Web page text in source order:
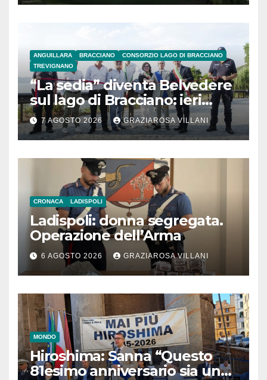
ANGUILLARA BRACCIANO
CONSORZIO LAGO DI BRACCIANO
TREVIGNANO
“La sedia” diventa Belvedere
sul lago di Bracciano: ieri
l’inaugurazione
7 AGOSTO 2026 GRAZIAROSA VILLANI
CRONACA LADISPOLI
Ladispoli: donna segregata.
Operazione dell’Arma
6 AGOSTO 2026 GRAZIAROSA VILLANI
MONDO
Hiroshima: Sanna “Questo
81esimo anniversario sia un